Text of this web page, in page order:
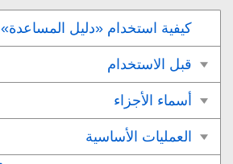
كيفية استخدام «دليل المساعدة»
قبل الاستخدام
أسماء الأجزاء
العمليات الأساسية